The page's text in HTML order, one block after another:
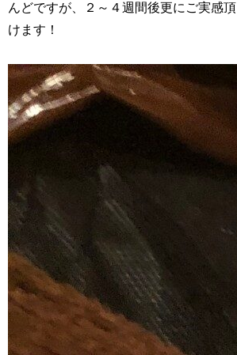
んどですが、２～４週間後更にご実感頂
けます！